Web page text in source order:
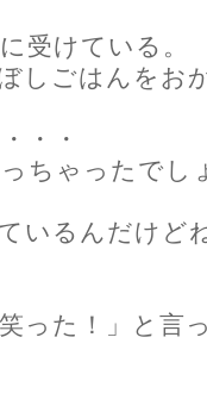
受けている。
しごはんをお
・・
ちゃったでし
いるんだけど
った！」と言